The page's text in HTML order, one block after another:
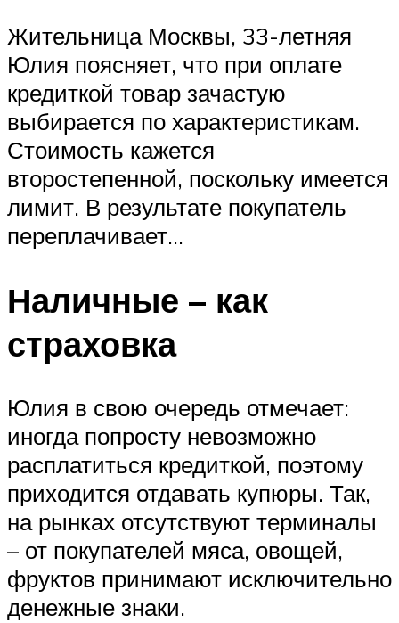
Жительница Москвы, 33-летняя
Юлия поясняет, что при оплате
кредиткой товар зачастую
выбирается по характеристикам.
Стоимость кажется
второстепенной, поскольку имеется
лимит. В результате покупатель
переплачивает…
Наличные – как
страховка
Юлия в свою очередь отмечает:
иногда попросту невозможно
расплатиться кредиткой, поэтому
приходится отдавать купюры. Так,
на рынках отсутствуют терминалы
– от покупателей мяса, овощей,
фруктов принимают исключительно
денежные знаки.